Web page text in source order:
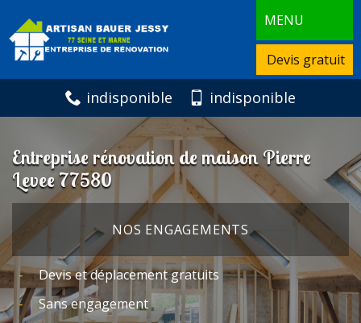
MENU
Devis gratuit
indisponible indisponible
Entreprise rénovation de maison Pierre
Levee 77580
NOS ENGAGEMENTS
Devis et déplacement gratuits
Sans engagement